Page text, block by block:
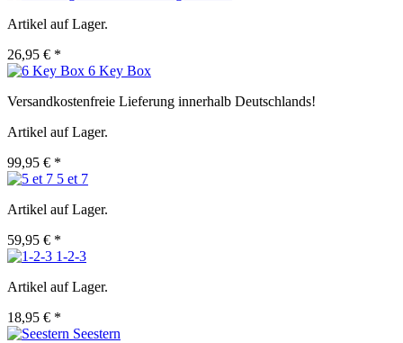
Artikel auf Lager.
26,95 € *
6 Key Box
Versandkostenfreie Lieferung innerhalb Deutschlands!
Artikel auf Lager.
99,95 € *
5 et 7
Artikel auf Lager.
59,95 € *
1-2-3
Artikel auf Lager.
18,95 € *
Seestern